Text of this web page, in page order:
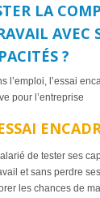
LA
AVEC
?
l’emploi, l’essai
pour l’entreprise
de tester ses
et sans perdre
les chances de